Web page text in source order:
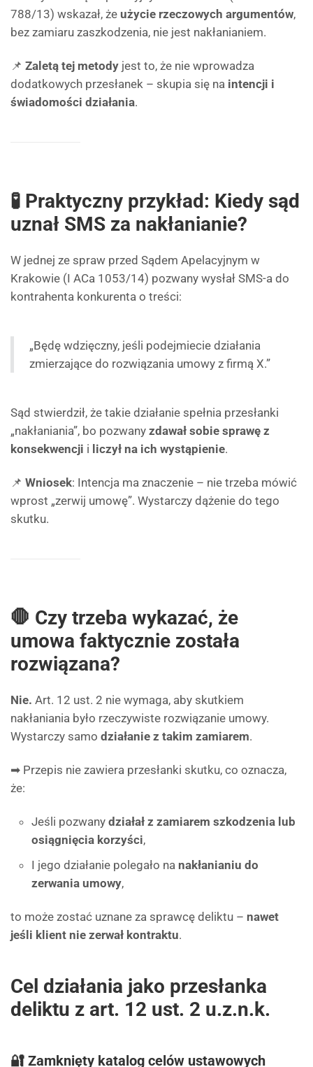
788/13) wskazał, że użycie rzeczowych argumentów,
bez zamiaru zaszkodzenia, nie jest nakłanianiem.
📌 Zaletą tej metody jest to, że nie wprowadza
dodatkowych przesłanek – skupia się na intencji i
świadomości działania.
🧪 Praktyczny przykład: Kiedy sąd
uznał SMS za nakłanianie?
W jednej ze spraw przed Sądem Apelacyjnym w
Krakowie (I ACa 1053/14) pozwany wysłał SMS-a do
kontrahenta konkurenta o treści:
„Będę wdzięczny, jeśli podejmiecie działania
zmierzające do rozwiązania umowy z firmą X.”
Sąd stwierdził, że takie działanie spełnia przesłanki
„nakłaniania”, bo pozwany zdawał sobie sprawę z
konsekwencji i liczył na ich wystąpienie.
📌 Wniosek: Intencja ma znaczenie – nie trzeba mówić
wprost „zerwij umowę”. Wystarczy dążenie do tego
skutku.
🛑 Czy trzeba wykazać, że
umowa faktycznie została
rozwiązana?
Nie. Art. 12 ust. 2 nie wymaga, aby skutkiem
nakłaniania było rzeczywiste rozwiązanie umowy.
Wystarczy samo działanie z takim zamiarem.
➡ Przepis nie zawiera przesłanki skutku, co oznacza,
że:
Jeśli pozwany działał z zamiarem szkodzenia lub
osiągnięcia korzyści,
I jego działanie polegało na nakłanianiu do
zerwania umowy,
to może zostać uznane za sprawcę deliktu – nawet
jeśli klient nie zerwał kontraktu.
Cel działania jako przesłanka
deliktu z art. 12 ust. 2 u.z.n.k.
🔐 Zamknięty katalog celów ustawowych